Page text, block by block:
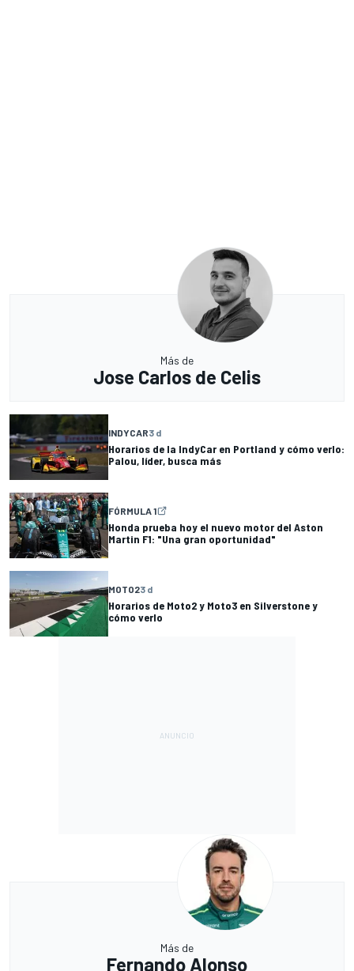
Más de
Jose Carlos de Celis
INDYCAR3 d
Horarios de la IndyCar en Portland y cómo verlo:
Palou, líder, busca más
FÓRMULA 1
Honda prueba hoy el nuevo motor del Aston
Martin F1: "Una gran oportunidad"
MOTO23 d
Horarios de Moto2 y Moto3 en Silverstone y
cómo verlo
Más de
Fernando Alonso